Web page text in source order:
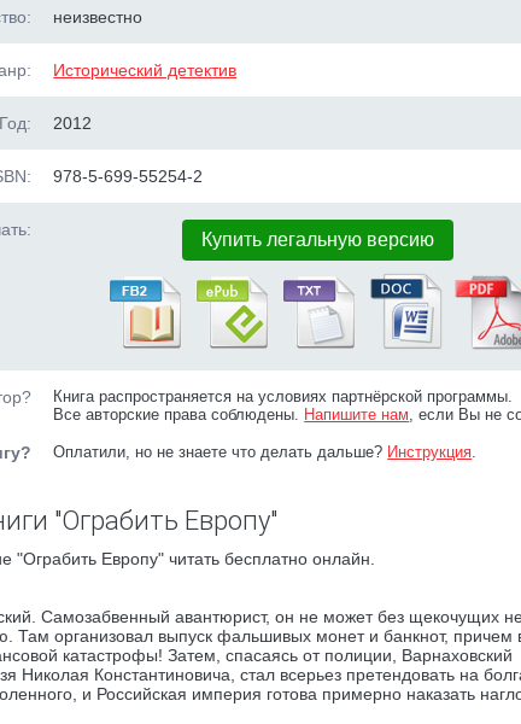
неизвестно
Исторический детектив
Год: 2012
978-5-699-55254-2
Купить легальную версию
Книга распространяется на условиях партнёрской программы.
Все авторские права соблюдены. Напишите нам, если Вы не
Оплатили, но не знаете что делать дальше? Инструкция.
"Ограбить Европу"
"Ограбить Европу" читать бесплатно онлайн.
Самозабвенный авантюрист, он не может без щекочущих
Там организовал выпуск фальшивых монет и банкнот, причем
катастрофы! Затем, спасаясь от полиции, Варнаховский
Николая Константиновича, стал всерьез претендовать на
и Российская империя готова примерно наказать